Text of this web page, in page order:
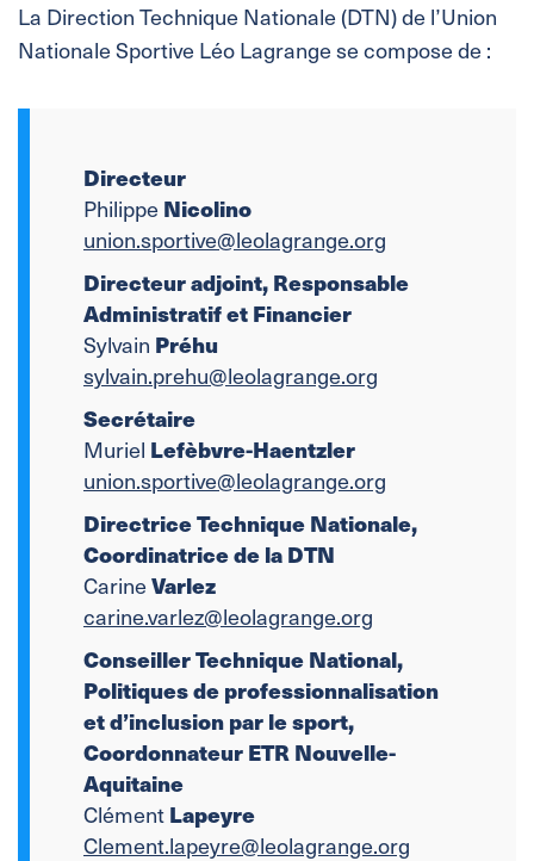
La Direction Technique Nationale (DTN) de l’Union
Nationale Sportive Léo Lagrange se compose de :
Directeur
Philippe Nicolino
union.sportive@leolagrange.org
Directeur adjoint, Responsable
Administratif et Financier
Sylvain Préhu
sylvain.prehu@leolagrange.org
Secrétaire
Muriel Lefèbvre-Haentzler
union.sportive@leolagrange.org
Directrice Technique Nationale,
Coordinatrice de la DTN
CarineVarlez
carine.varlez@leolagrange.org
Conseiller Technique National,
Politiques de professionnalisation
et d’inclusion par le sport,
Coordonnateur ETR Nouvelle-
Aquitaine
Clément Lapeyre
Clement.lapeyre@leolagrange.org